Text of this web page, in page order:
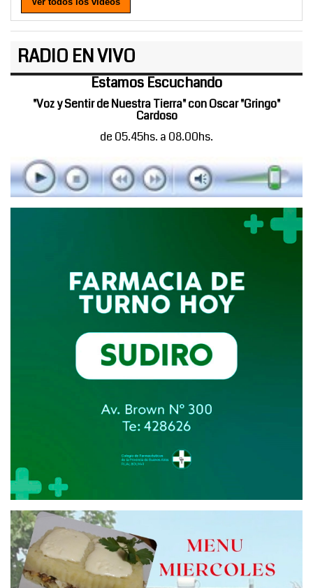
RADIO EN VIVO
Estamos Escuchando
"Voz y Sentir de Nuestra Tierra" con Oscar "Gringo"
Cardoso
de 05.45hs. a 08.00hs.